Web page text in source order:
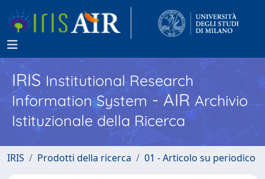
IRISInstitutional Research
Information System - AIR Archivio
Istituzionale della Ricerca
IRIS Prodotti della ricerca 01 - Articolo su periodico